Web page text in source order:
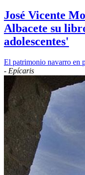
José Vicente
Albacete su
adolescentes'
El patrimonio navarro en
- Epícaris